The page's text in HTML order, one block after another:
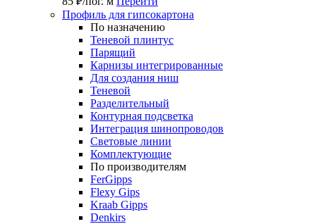
Профиль для гипсокартона
По назначению
Теневой плинтус
Парящий
Карнизы интегрированные
Для создания ниш
Теневой
Разделительный
Контурная подсветка
Интеграция шинопроводов
Световые линии
Комплектующие
По производителям
FerGipps
Flexy Gips
Kraab Gipps
Denkirs